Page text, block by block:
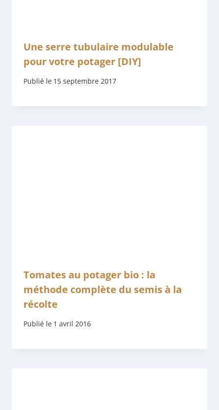
Une serre tubulaire modulable
pour votre potager [DIY]
Publié le 15 septembre 2017
Tomates au potager bio : la
méthode complète du semis à la
récolte
Publié le 1 avril 2016